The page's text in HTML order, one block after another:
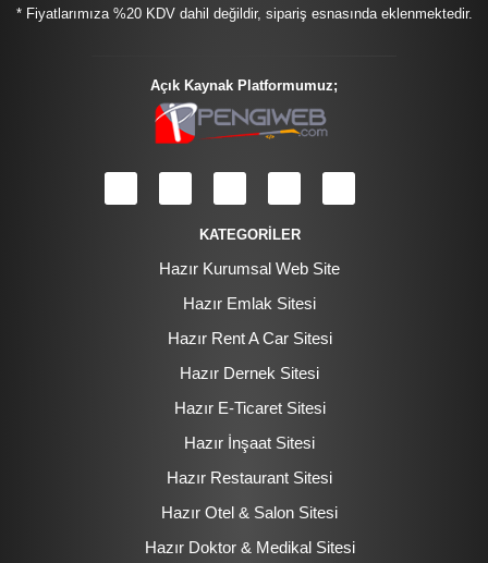
* Fiyatlarımıza %20 KDV dahil değildir, sipariş esnasında eklenmektedir.
Açık Kaynak Platformumuz;
KATEGORİLER
Hazır Kurumsal Web Site
Hazır Emlak Sitesi
Hazır Rent A Car Sitesi
Hazır Dernek Sitesi
Hazır E-Ticaret Sitesi
Hazır İnşaat Sitesi
Hazır Restaurant Sitesi
Hazır Otel & Salon Sitesi
Hazır Doktor & Medikal Sitesi